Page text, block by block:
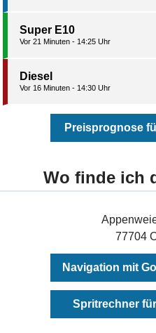
Super E10
Vor 21 Minuten - 14:25 Uhr
Diesel
Vor 16 Minuten - 14:30 Uhr
Preisprognose
Wo finde ich
77704
Navigation mit
Spritrechner